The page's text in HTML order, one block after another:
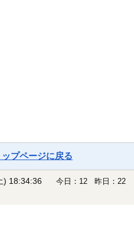
プページに戻る
) 18:34:36
今日：12 昨日：22